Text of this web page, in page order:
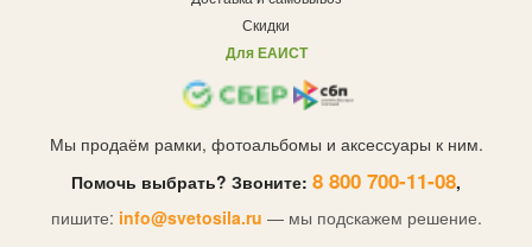
Скидки
Для ЕАИСТ
Мы продаём рамки, фотоальбомы и аксессуары к ним.
Помочь выбрать? Звоните: 8 800 700-11-08,
пишите: info@svetosila.ru — мы подскажем решение.